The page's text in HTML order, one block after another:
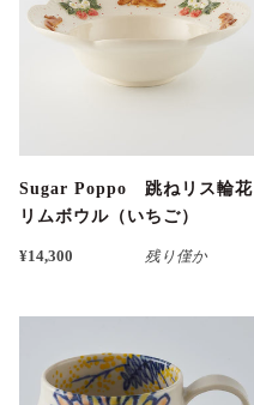
Sugar Poppo 跳ねリス輪花
リムボウル（いちご）
¥14,300 残り僅か